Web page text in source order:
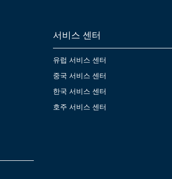
서비스 센터
유럽 서비스 센터
중국 서비스 센터
한국 서비스 센터
호주 서비스 센터